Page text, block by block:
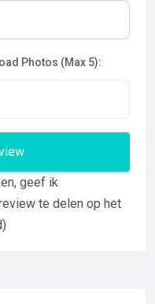
Photos (Max 5):
geef ik
te delen op het